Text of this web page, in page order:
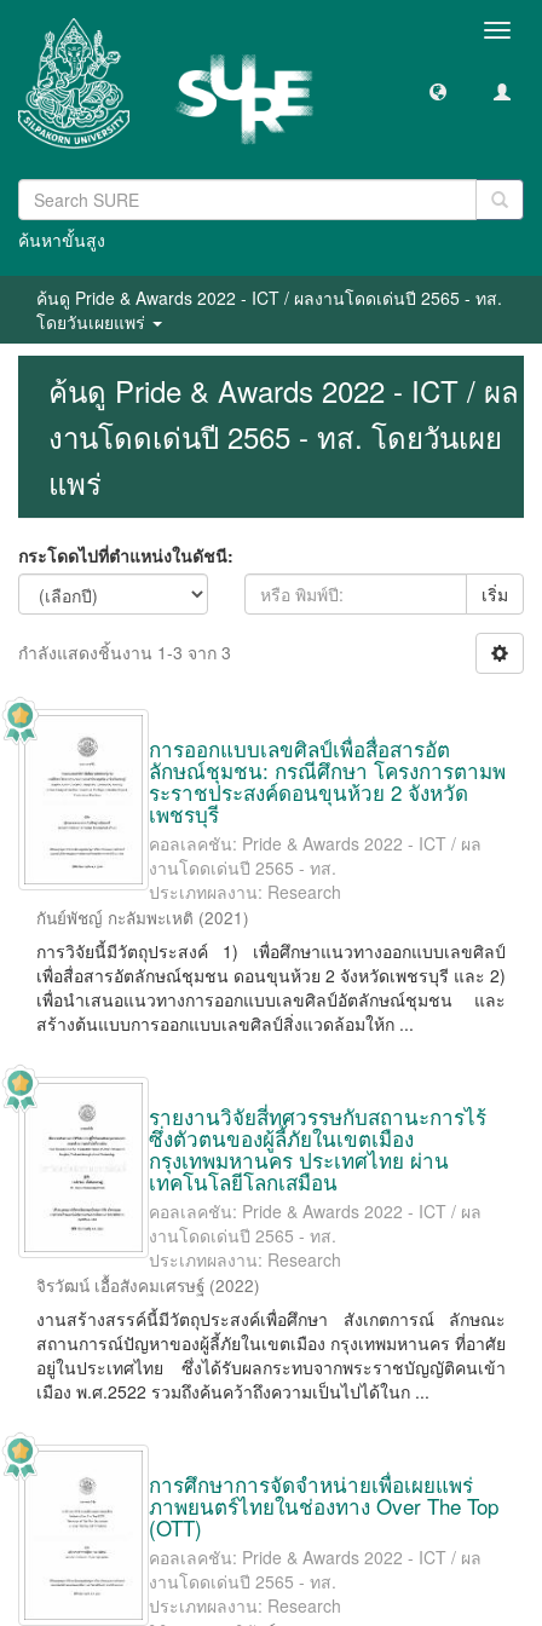
ค้นหาขั้นสูง
ค้นดู Pride & Awards 2022 - ICT / ผลงานโดดเด่นปี 2565 - ทส.
โดยวันเผยแพร่
ค้นดู Pride & Awards 2022 - ICT / ผล
งานโดดเด่นปี 2565 - ทส. โดยวันเผย
แพร่
กระโดดไปที่ตำแหน่งในดัชนี:
เริ่ม
กำลังแสดงชิ้นงาน 1-3 จาก 3
การออกแบบเลขศิลป์เพื่อสื่อสารอัต
ลักษณ์ชุมชน: กรณีศึกษา โครงการตามพ
ระราชประสงค์ดอนขุนห้วย 2 จังหวัด
เพชรบุรี
คอลเลคชัน: Pride & Awards 2022 - ICT / ผล
งานโดดเด่นปี 2565 - ทส.
ประเภทผลงาน: Research
กันย์พัชญ์ กะลัมพะเหติ (2021)
การวิจัยนี้มีวัตถุประสงค์ 1) เพื่อศึกษาแนวทางออกแบบเลขศิลป์
เพื่อสื่อสารอัตลักษณ์ชุมชน ดอนขุนห้วย 2 จังหวัดเพชรบุรี และ 2)
เพื่อนําเสนอแนวทางการออกแบบเลขศิลป์อัตลักษณ์ชุมชน และ
สร้างต้นแบบการออกแบบเลขศิลป์สิ่งแวดล้อมให้ก ...
รายงานวิจัยสี่ทศวรรษกับสถานะการไร้
ซึ่งตัวตนของผู้ลี้ภัยในเขตเมือง
กรุงเทพมหานคร ประเทศไทย ผ่าน
เทคโนโลยีโลกเสมือน
คอลเลคชัน: Pride & Awards 2022 - ICT / ผล
งานโดดเด่นปี 2565 - ทส.
ประเภทผลงาน: Research
จิรวัฒน์ เอื้อสังคมเศรษฐ์ (2022)
งานสร้างสรรค์นี้มีวัตถุประสงค์เพื่อศึกษา สังเกตการณ์ ลักษณะ
สถานการณ์ปัญหาของผู้ลี้ภัยในเขตเมือง กรุงเทพมหานคร ที่อาศัย
อยู่ในประเทศไทย ซึ่งได้รับผลกระทบจากพระราชบัญญัติคนเข้า
เมือง พ.ศ.2522 รวมถึงค้นคว้าถึงความเป็นไปได้ในก ...
การศึกษาการจัดจำหน่ายเพื่อเผยแพร่
ภาพยนตร์ไทยในช่องทาง Over The Top
(OTT)
คอลเลคชัน: Pride & Awards 2022 - ICT / ผล
งานโดดเด่นปี 2565 - ทส.
ประเภทผลงาน: Research